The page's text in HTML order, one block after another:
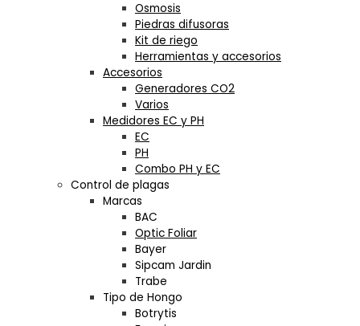
Osmosis
Piedras difusoras
Kit de riego
Herramientas y accesorios
Accesorios
Generadores CO2
Varios
Medidores EC y PH
EC
PH
Combo PH y EC
Control de plagas
Marcas
BAC
Optic Foliar
Bayer
Sipcam Jardin
Trabe
Tipo de Hongo
Botrytis